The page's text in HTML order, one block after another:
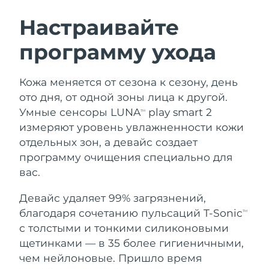
Настраивайте
программу ухода
Кожа меняется от сезона к сезону, день
ото дня, от одной зоны лица к другой.
Умные сенсоры LUNATM
play smart 2
измеряют уровень увлажненности кожи
отдельных зон, а девайс создает
программу очищения специально для
вас.
Девайс удаляет 99% загрязнений,
благодаря сочетанию пульсаций T-SonicTM
с толстыми и тонкими силиконовыми
щетинками — в 35 более гигиеничными,
чем нейлоновые. Пришло время
LUNA™ 4 набор
Anti-aging massage
LUNA™ 4 Plus
LUNA™ 4 Men
For men, anti-aging massage
BEAR™ 2 набор
Microcurrent toning
BEAR™ 2 go
BEAR™ 2 eyes & lips
Microcurrent line smoothing device
Увлажнение
UFO™ 3 набор
UFO™ 3 LED
Near-infrared and red light therapy
device
Забота о полости рта
issa™ 4
issa™ 4 plus
Smart hybrid silicone sonic toothbrush
Омоложение LED-процедуры
NEW
Австралия
Ожидаемая дата доставки
Ожидаемая дата доставки
9/8/26
Бахрейн
Ожидаемая дата доставки
10/8/26
Бельгия
Ожидаемая дата доставки
Бермудские о-ва
Ожидаемая дата доставки
Босния и
Герцеговина
Ожидаемая дата доставки
12/8/26